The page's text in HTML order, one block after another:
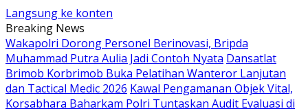
Langsung ke konten
Breaking News
Wakapolri Dorong Personel Berinovasi, Bripda
Muhammad Putra Aulia Jadi Contoh Nyata Dansatlat
Brimob Korbrimob Buka Pelatihan Wanteror Lanjutan
dan Tactical Medic 2026 Kawal Pengamanan Objek Vital,
Korsabhara Baharkam Polri Tuntaskan Audit Evaluasi di